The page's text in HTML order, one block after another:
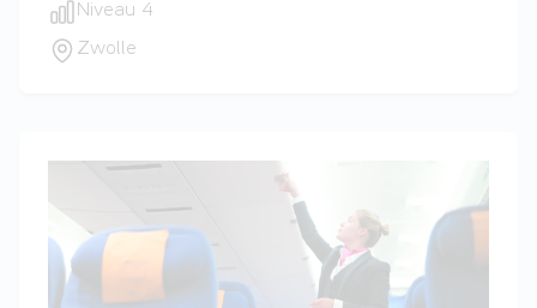
Niveau 4
Zwolle